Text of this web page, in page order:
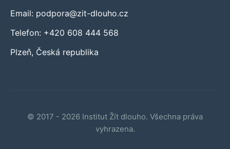
Email: podpora@zit-dlouho.cz
Telefon: +420 608 444 568
Plzeň, Česká republika
© 2017 - 2026 Institut Žít dlouho. Všechna práva
vyhrazena.